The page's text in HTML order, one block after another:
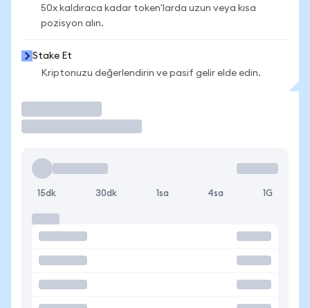
50x kaldıraca kadar token'larda uzun veya kısa
pozisyon alın.
Stake Et
Kriptonuzu değerlendirin ve pasif gelir elde edin.
15dk 30dk 1sa 4sa 1G